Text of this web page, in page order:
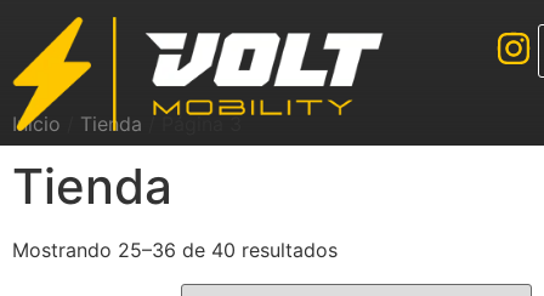
Inicio Tienda
Tienda
Mostrando 25–36 de 40 resultados